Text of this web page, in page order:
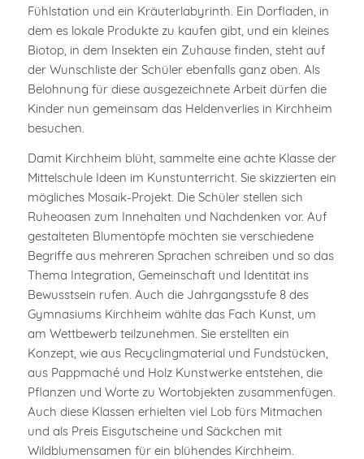
Fühlstation und ein Kräuterlabyrinth. Ein Dorfladen, in
dem es lokale Produkte zu kaufen gibt, und ein kleines
Biotop, in dem Insekten ein Zuhause finden, steht auf
der Wunschliste der Schüler ebenfalls ganz oben. Als
Belohnung für diese ausgezeichnete Arbeit dürfen die
Kinder nun gemeinsam das Heldenverlies in Kirchheim
besuchen.
Damit Kirchheim blüht, sammelte eine achte Klasse der
Mittelschule Ideen im Kunstunterricht. Sie skizzierten ein
mögliches Mosaik-Projekt. Die Schüler stellen sich
Ruheoasen zum Innehalten und Nachdenken vor. Auf
gestalteten Blumentöpfe möchten sie verschiedene
Begriffe aus mehreren Sprachen schreiben und so das
Thema Integration, Gemeinschaft und Identität ins
Bewusstsein rufen. Auch die Jahrgangsstufe 8 des
Gymnasiums Kirchheim wählte das Fach Kunst, um
am Wettbewerb teilzunehmen. Sie erstellten ein
Konzept, wie aus Recyclingmaterial und Fundstücken,
aus Pappmaché und Holz Kunstwerke entstehen, die
Pflanzen und Worte zu Wortobjekten zusammenfügen.
Auch diese Klassen erhielten viel Lob fürs Mitmachen
und als Preis Eisgutscheine und Säckchen mit
Wildblumensamen für ein blühendes Kirchheim.